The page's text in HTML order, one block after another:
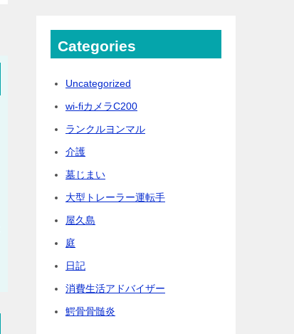
Categories
Uncategorized
wi-fiカメラC200
ランクルヨンマル
介護
墓じまい
大型トレーラー運転手
屋久島
庭
日記
消費生活アドバイザー
鰐骨骨髄炎